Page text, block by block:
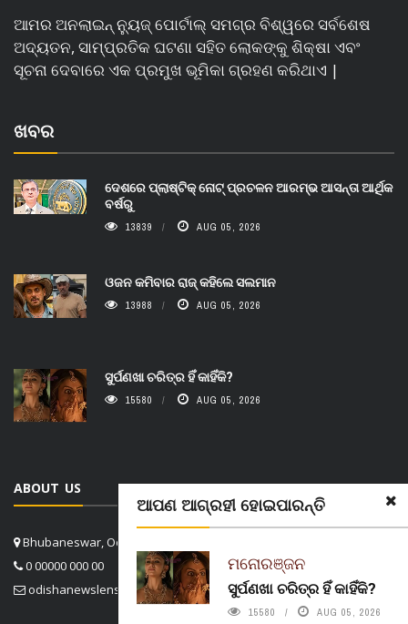
ଆପଣ ଆଗ୍ରହୀ ହୋଇପାରନ୍ତି
ମନୋରଞ୍ଜନ
ସୁର୍ପଣଖା ଚରିତ୍ର ହିଁ କାହିଁକି?
15580 AUG 05, 2026
ଆମର ଅନଲାଇନ୍ ନ୍ୟୁଜ୍ ପୋର୍ଟାଲ୍ ସମଗ୍ର ବିଶ୍ୱରେ ସର୍ବଶେଷ
ଅଦ୍ୟତନ, ସାମ୍ପ୍ରତିକ ଘଟଣା ସହିତ ଲୋକଙ୍କୁ ଶିକ୍ଷା ଏବଂ
ସୂଚନା ଦେବାରେ ଏକ ପ୍ରମୁଖ ଭୂମିକା ଗ୍ରହଣ କରିଥାଏ |
ଖବର
ଦେଶରେ ପ୍ଲାଷ୍ଟିକ୍ ନୋଟ୍‌ ପ୍ରଚଳନ ଆରମ୍ଭ ଆସନ୍ତା ଆର୍ଥିକ
ବର୍ଷରୁ
13839 AUG 05, 2026
ଓଜନ କମିବାର ରାଜ୍ କହିଲେ ସଲମାନ
13988 AUG 05, 2026
ସୁର୍ପଣଖା ଚରିତ୍ର ହିଁ କାହିଁକି?
15580 AUG 05, 2026
ABOUT US
Bhubaneswar, Odisha, India
0 00000 000 00
odishanewslens@gmail.com